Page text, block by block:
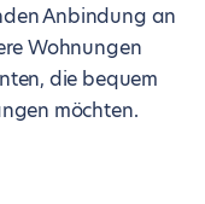
Anbindung an
Wohnungen
die bequem
möchten.